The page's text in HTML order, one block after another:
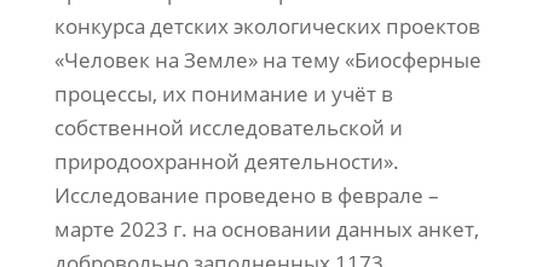
конкурса детских экологических проектов
«Человек на Земле» на тему «Биосферные
процессы, их понимание и учёт в
собственной исследовательской и
природоохранной деятельности».
Исследование проведено в феврале –
марте 2023 г. на основании данных анкет,